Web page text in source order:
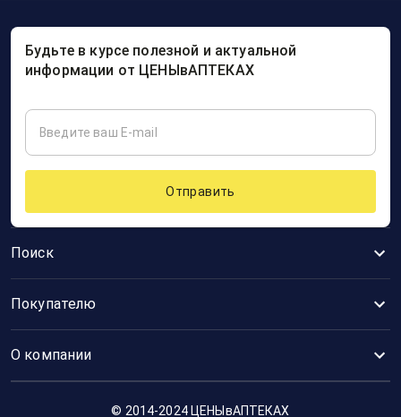
Поиск
Покупателю
О компании
Будьте в курсе полезной и актуальной
информации от ЦЕНЫвАПТЕКАХ
Отправить
© 2014-2024 ЦЕНЫвАПТЕКАХ